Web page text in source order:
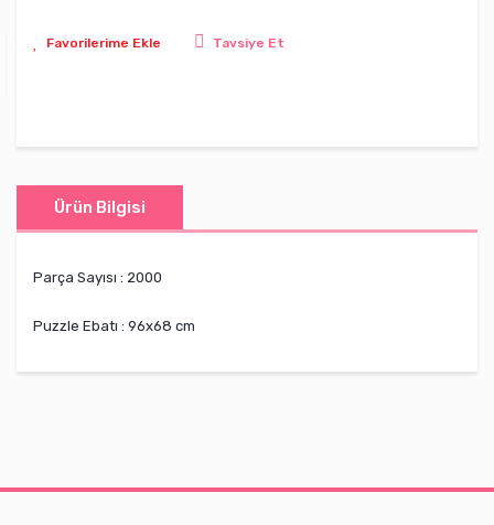
Tavsiye Et
Ürün Bilgisi
Parça Sayısı : 2000
Puzzle Ebatı : 96x68 cm